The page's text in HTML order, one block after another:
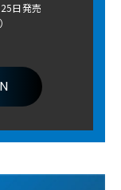
日発売